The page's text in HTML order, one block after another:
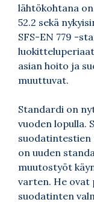
lähtökohtana on
52.2 sekä
SFS-EN 779 -
asian hoito ja
muuttuvat.
Standardi on
vuoden lopulla.
suodatintestien
on uuden
muutostyöt
varten. He ovat
suodatinten